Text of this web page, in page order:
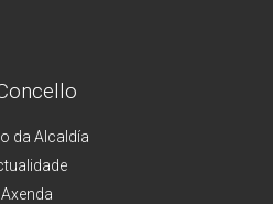
da Alcaldía
Axenda